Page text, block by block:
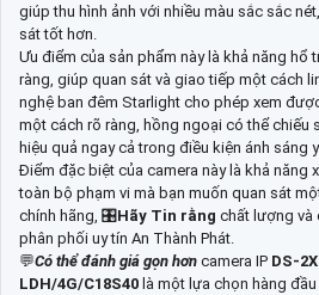
giúp thu hình ảnh với nhiều màu sắc sắc
sát tốt hơn.
Ưu điểm của sản phẩm này là khả năng hổ
ràng, giúp quan sát và giao tiếp một cách
nghệ ban đêm Starlight cho phép xem
một cách rõ ràng, hồng ngoại có thể chiếu
hiệu quả ngay cả trong điều kiện ánh sáng
Điểm đặc biệt của camera này là khả năng
toàn bộ phạm vi mà bạn muốn quan sát
chính hãng, 🎛Hãy Tin rằng chất lượng và
phân phối uy tín An Thành Phát.
💬Có thể đánh giá gọn hơn camera IP DS-
LDH/4G/C18S40 là một lựa chọn hàng